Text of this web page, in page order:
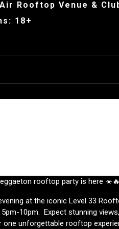
Rooftop Venue &
18+
rooftop party is here ☀️🔥
at the iconic Level 33
10pm. Expect stunning
unforgettable rooftop